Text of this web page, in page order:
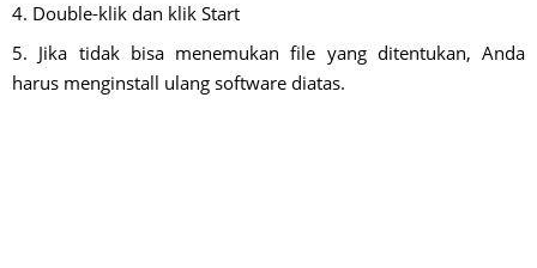
4. Double-klik dan klik Start
5. Jika tidak bisa menemukan file yang ditentukan, Anda
harus menginstall ulang software diatas.